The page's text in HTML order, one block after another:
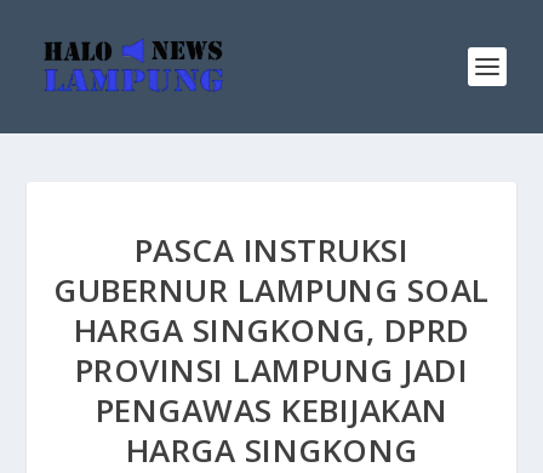
PASCA INSTRUKSI
GUBERNUR LAMPUNG SOAL
HARGA SINGKONG, DPRD
PROVINSI LAMPUNG JADI
PENGAWAS KEBIJAKAN
HARGA SINGKONG